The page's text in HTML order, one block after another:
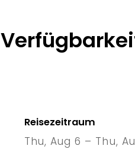
Reisezeitraum
Thu, Aug 6 – Thu,